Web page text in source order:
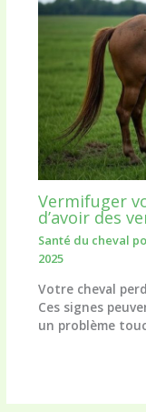
Vermifuger
d’avoir des
Santé du cheval
2025
Votre cheval
Ces signes
un problème